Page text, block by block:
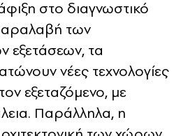
στο διαγνωστικό
των
εξετάσεων, τα
νέες τεχνολογίες
εξεταζόμενο, με
Παράλληλα, η